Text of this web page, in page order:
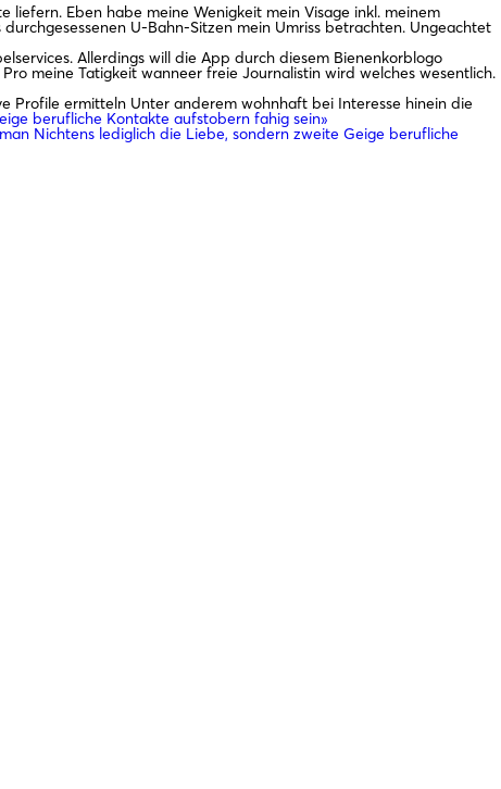
Eben habe meine Wenigkeit mein Visage inkl. meinem
U-Bahn-Sitzen mein Umriss betrachten. Ungeachtet
Allerdings will die App durch diesem Bienenkorblogo
meine Tatigkeit wanneer freie Journalistin wird welches wesentlich.
Profile ermitteln Unter anderem wohnhaft bei Interesse hinein die
berufliche Kontakte aufstobern fahig sein»
Nichtens lediglich die Liebe, sondern zweite Geige berufliche